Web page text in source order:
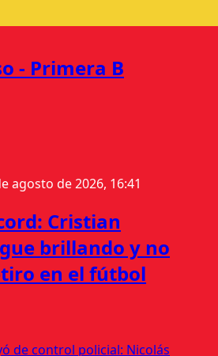
- Primera B
agosto de 2026, 16:41
Cristian
brillando y no
en el fútbol